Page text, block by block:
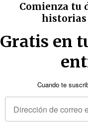
Comienza tu
historias
Gratis en
Cuando te